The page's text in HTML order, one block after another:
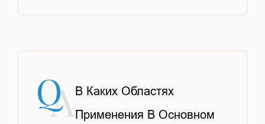
В Каких Областях
Применения В Основном